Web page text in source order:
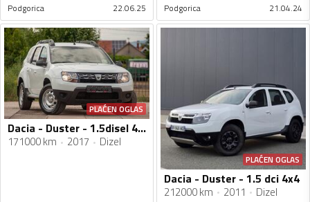
Podgorica 22.06.25 Podgorica 21.04.24
PLAĆEN OGLAS
Dacia - Duster - 1.5disel 4x4
171000 km 2017 Dizel
PLAĆEN OGLAS
Dacia - Duster - 1.5 dci 4x4
212000 km 2011 Dizel